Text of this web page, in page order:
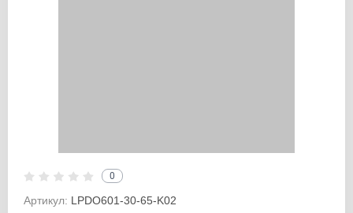
0
Артикул: LPDO601-30-65-K02